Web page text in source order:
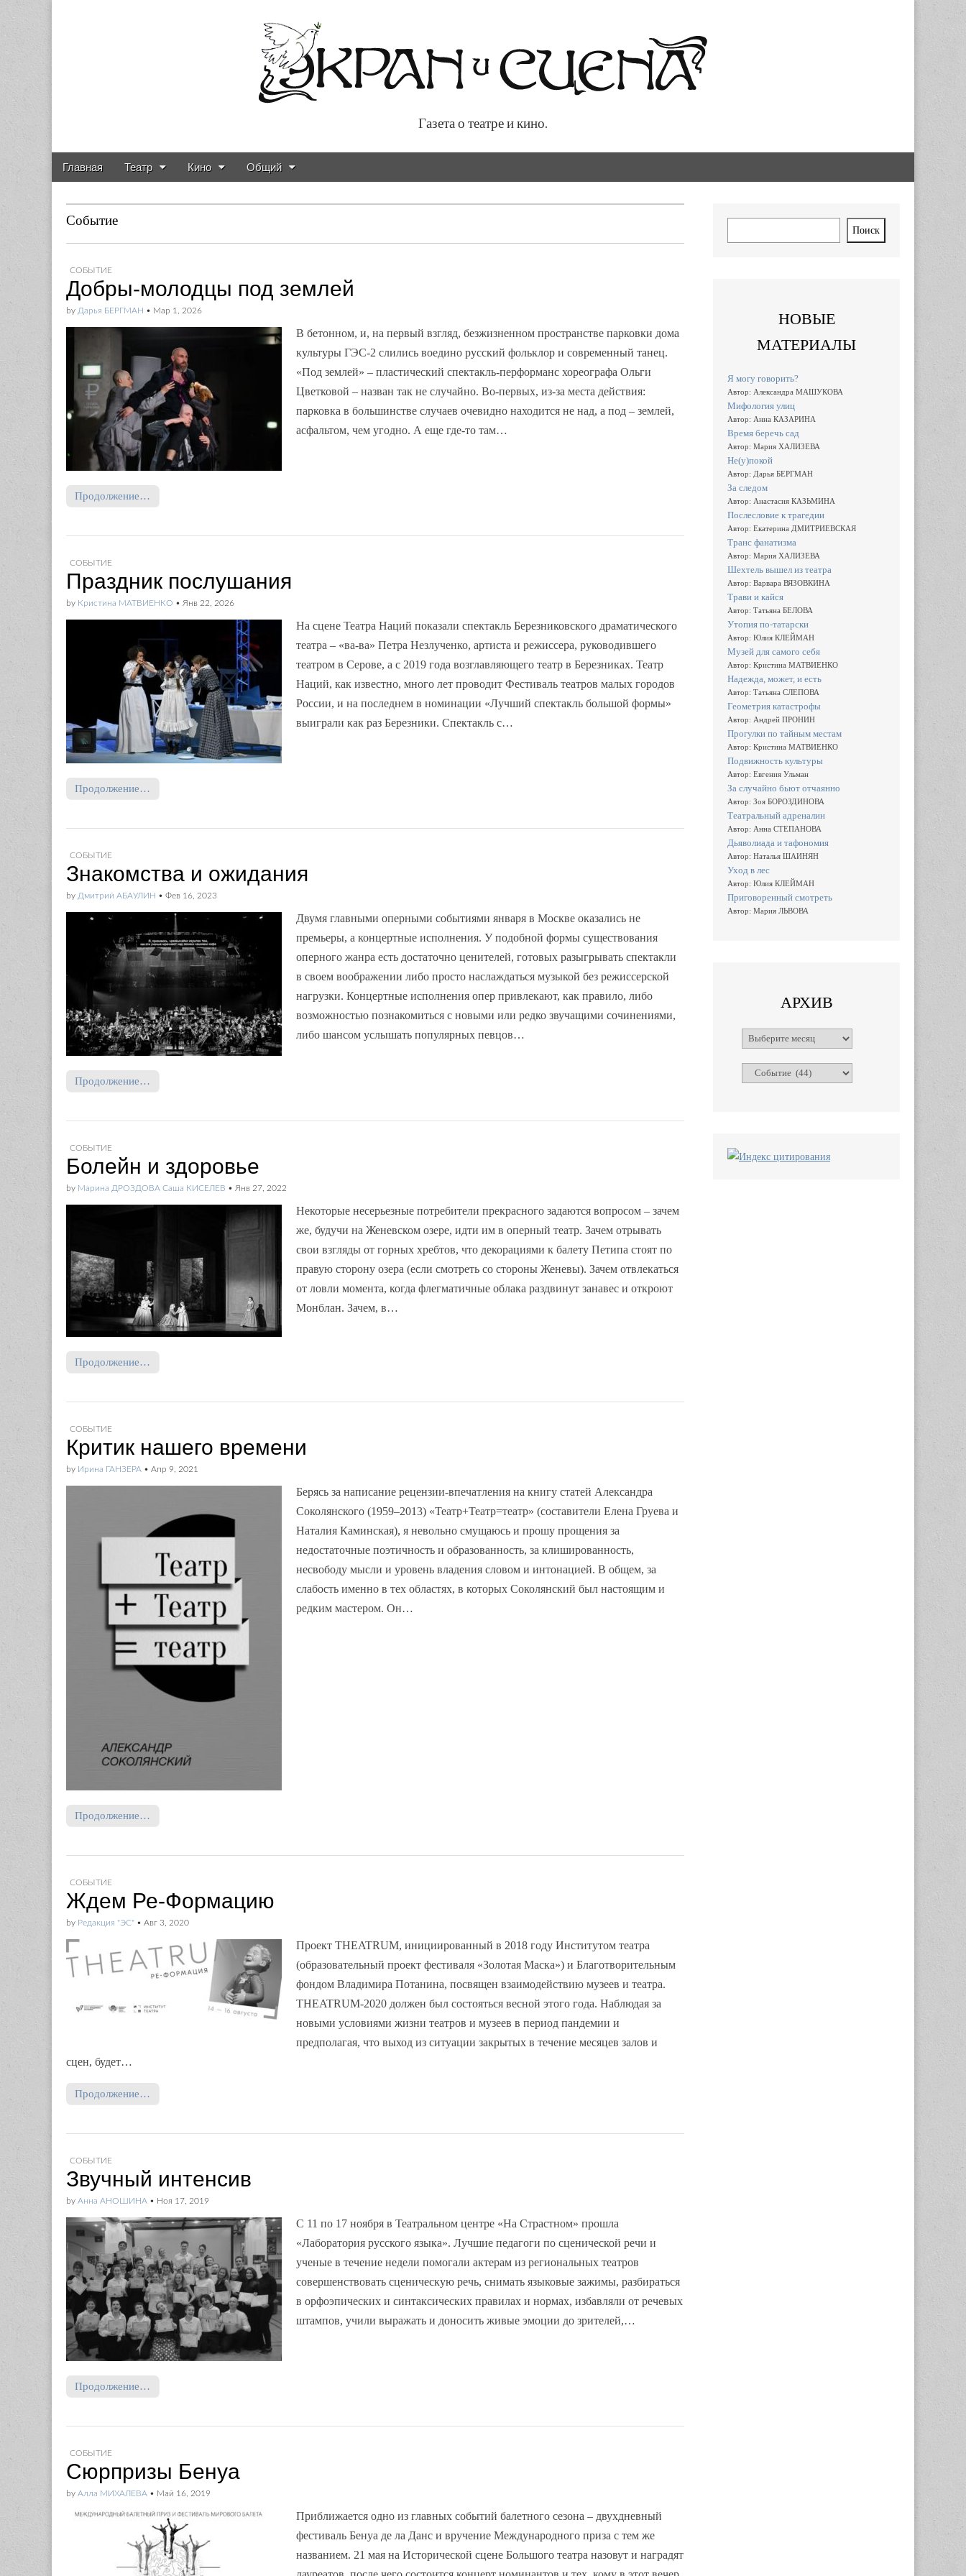
Газета о театре и кино.
Газета о театре и кино.
Main menu
Skip to content
Главная Театр Кино Общий
Событие
СОБЫТИЕ
Добры-молодцы под землей
by Дарья БЕРГМАН • Мар 1, 2026
В бетонном, и, на первый взгляд, безжизненном пространстве парковки дома
культуры ГЭС-2 слились воедино русский фольклор и современный танец.
«Под землей» – пластический спектакль-перформанс хореографа Ольги
Цветковой – назван так не случайно. Во-первых, из-за места действия:
парковка в большинстве случаев очевидно находится не над, а под – землей,
асфальтом, чем угодно. А еще где-то там…
Продолжение…
СОБЫТИЕ
Праздник послушания
by Кристина МАТВИЕНКО • Янв 22, 2026
На сцене Театра Наций показали спектакль Березниковского драматического
театра – «ва-ва» Петра Незлученко, артиста и режиссера, руководившего
театром в Серове, а с 2019 года возглавляющего театр в Березниках. Театр
Наций, как известно, много лет проводит Фестиваль театров малых городов
России, и на последнем в номинации «Лучший спектакль большой формы»
выиграли как раз Березники. Спектакль с…
Продолжение…
СОБЫТИЕ
Знакомства и ожидания
by Дмитрий АБАУЛИН • Фев 16, 2023
Двумя главными оперными событиями января в Москве оказались не
премьеры, а концертные исполнения. У подобной формы существования
оперного жанра есть достаточно ценителей, готовых разыгрывать спектакли
в своем воображении либо просто наслаждаться музыкой без режиссерской
нагрузки. Концертные исполнения опер привлекают, как правило, либо
возможностью познакомиться с новыми или редко звучащими сочинениями,
либо шансом услышать популярных певцов…
Продолжение…
СОБЫТИЕ
Болейн и здоровье
by Марина ДРОЗДОВА Саша КИСЕЛЕВ • Янв 27, 2022
Некоторые несерьезные потребители прекрасного задаются вопросом – зачем
же, будучи на Женевском озере, идти им в оперный театр. Зачем отрывать
свои взгляды от горных хребтов, что декорациями к балету Петипа стоят по
правую сторону озера (если смотреть со стороны Женевы). Зачем отвлекаться
от ловли момента, когда флегматичные облака раздвинут занавес и откроют
Монблан. Зачем, в…
Продолжение…
СОБЫТИЕ
Критик нашего времени
by Ирина ГАНЗЕРА • Апр 9, 2021
Берясь за написание рецензии-впечатления на книгу статей Александра
Соколянского (1959–2013) «Театр+Театр=театр» (составители Елена Груева и
Наталия Каминская), я невольно смущаюсь и прошу прощения за
недостаточные поэтичность и образованность, за клишированность,
несвободу мысли и уровень владения словом и интонацией. В общем, за
слабость именно в тех областях, в которых Соколянский был настоящим и
редким мастером. Он…
Продолжение…
СОБЫТИЕ
Ждем Ре-Формацию
by Редакция "ЭС" • Авг 3, 2020
Проект THEATRUM, инициированный в 2018 году Институтом театра
(образовательный проект фестиваля «Золотая Маска») и Благотворительным
фондом Владимира Потанина, посвящен взаимодействию музеев и театра.
THEATRUM-2020 должен был состояться весной этого года. Наблюдая за
новыми условиями жизни театров и музеев в период пандемии и
предполагая, что выход из ситуации закрытых в течение месяцев залов и
сцен, будет…
Продолжение…
СОБЫТИЕ
Звучный интенсив
by Анна АНОШИНА • Ноя 17, 2019
С 11 по 17 ноября в Театральном центре «На Страстном» прошла
«Лаборатория русского языка». Лучшие педагоги по сценической речи и
ученые в течение недели помогали актерам из региональных театров
совершенствовать сценическую речь, снимать языковые зажимы, разбираться
в орфоэпических и синтаксических правилах и нормах, избавляли от речевых
штампов, учили выражать и доносить живые эмоции до зрителей,…
Продолжение…
СОБЫТИЕ
Сюрпризы Бенуа
by Алла МИХАЛЕВА • Май 16, 2019
Приближается одно из главных событий балетного сезона – двухдневный
фестиваль Бенуа де ла Данс и вручение Международного приза с тем же
названием. 21 мая на Исторической сцене Большого театра назовут и наградят
Поиск
НОВЫЕ
МАТЕРИАЛЫ
Я могу говорить?
Автор: Александра МАШУКОВА
Мифология улиц
Автор: Анна КАЗАРИНА
Время беречь сад
Автор: Мария ХАЛИЗЕВА
Не(у)покой
Автор: Дарья БЕРГМАН
За следом
Автор: Анастасия КАЗЬМИНА
Послесловие к трагедии
Автор: Екатерина ДМИТРИЕВСКАЯ
Транс фанатизма
Автор: Мария ХАЛИЗЕВА
Шехтель вышел из театра
Автор: Варвара ВЯЗОВКИНА
Трави и кайся
Автор: Татьяна БЕЛОВА
Утопия по-татарски
Автор: Юлия КЛЕЙМАН
Музей для самого себя
Автор: Кристина МАТВИЕНКО
Надежда, может, и есть
Автор: Татьяна СЛЕПОВА
Геометрия катастрофы
Автор: Андрей ПРОНИН
Прогулки по тайным местам
Автор: Кристина МАТВИЕНКО
Подвижность культуры
Автор: Евгения Ульман
За случайно бьют отчаянно
Автор: Зоя БОРОЗДИНОВА
Театральный адреналин
Автор: Анна СТЕПАНОВА
Дьяволиада и тафономия
Автор: Наталья ШАИНЯН
Уход в лес
Автор: Юлия КЛЕЙМАН
Приговоренный смотреть
Автор: Мария ЛЬВОВА
АРХИВ
Архивы
Рубрики